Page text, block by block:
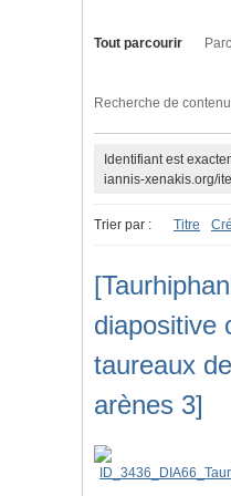
Tout parcourir
Recherche de
Identifiant est
iannis-xenakis.org/
Trier par : Titre
diapositive
taureaux
arènes 3]